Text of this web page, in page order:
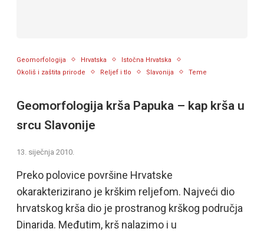
Geomorfologija Hrvatska
Istočna Hrvatska
Okoliš i zaštita prirode
Reljef i tlo Slavonija Teme
Geomorfologija krša Papuka – kap krša u
srcu Slavonije
13. siječnja 2010.
Preko polovice površine Hrvatske
okarakterizirano je krškim reljefom. Najveći dio
hrvatskog krša dio je prostranog krškog područja
Dinarida. Međutim, krš nalazimo i u